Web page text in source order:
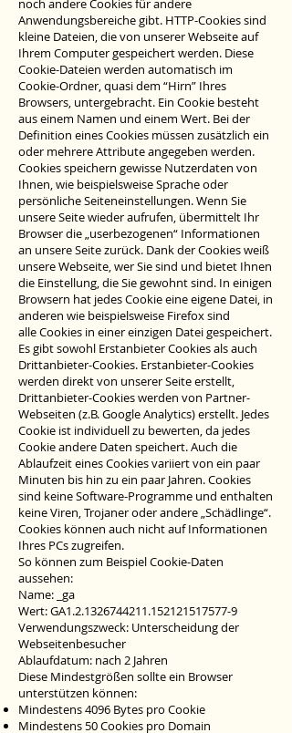
noch andere Cookies für andere
Anwendungsbereiche gibt. HTTP-Cookies sind
kleine Dateien, die von unserer Webseite auf
Ihrem Computer gespeichert werden. Diese
Cookie-Dateien werden automatisch im
Cookie-Ordner, quasi dem “Hirn” Ihres
Browsers, untergebracht. Ein Cookie besteht
aus einem Namen und einem Wert. Bei der
Definition eines Cookies müssen zusätzlich ein
oder mehrere Attribute angegeben werden.
Cookies speichern gewisse Nutzerdaten von
Ihnen, wie beispielsweise Sprache oder
persönliche Seiteneinstellungen. Wenn Sie
unsere Seite wieder aufrufen, übermittelt Ihr
Browser die „userbezogenen“ Informationen
an unsere Seite zurück. Dank der Cookies weiß
unsere Webseite, wer Sie sind und bietet Ihnen
die Einstellung, die Sie gewohnt sind. In einigen
Browsern hat jedes Cookie eine eigene Datei, in
anderen wie beispielsweise Firefox sind
alle Cookies in einer einzigen Datei gespeichert.
Es gibt sowohl Erstanbieter Cookies als auch
Drittanbieter-Cookies. Erstanbieter-Cookies
werden direkt von unserer Seite erstellt,
Drittanbieter-Cookies werden von Partner-
Webseiten (z.B. Google Analytics) erstellt. Jedes
Cookie ist individuell zu bewerten, da jedes
Cookie andere Daten speichert. Auch die
Ablaufzeit eines Cookies variiert von ein paar
Minuten bis hin zu ein paar Jahren. Cookies
sind keine Software-Programme und enthalten
keine Viren, Trojaner oder andere „Schädlinge“.
Cookies können auch nicht auf Informationen
Ihres PCs zugreifen.
So können zum Beispiel Cookie-Daten
aussehen:
Name: _ga
Wert: GA1.2.1326744211.152121517577-9
Verwendungszweck: Unterscheidung der
Webseitenbesucher
Ablaufdatum: nach 2 Jahren
Diese Mindestgrößen sollte ein Browser
unterstützen können:
Mindestens 4096 Bytes pro Cookie
Mindestens 50 Cookies pro Domain